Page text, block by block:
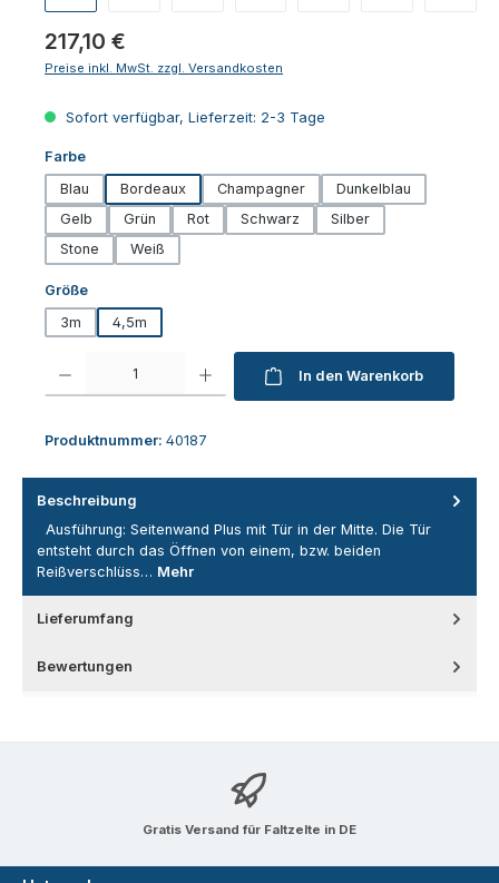
Regulärer Preis:
217,10 €
Preise inkl. MwSt. zzgl. Versandkosten
Sofort verfügbar, Lieferzeit: 2-3 Tage
Farbeauswählen
Blau
Bordeaux Champagner
Dunkelblau
Gelb
Grün Rot Schwarz
Silber
Stone
Weiß
Größeauswählen
3m
4,5m
In den Warenkorb
Produktnummer: 40187
Beschreibung
Ausführung: Seitenwand Plus mit Tür in der Mitte. Die Tür
entsteht durch das Öffnen von einem, bzw. beiden
Reißverschlüss… Mehr
Lieferumfang
Bewertungen
Gratis Versand für Faltzelte in DE